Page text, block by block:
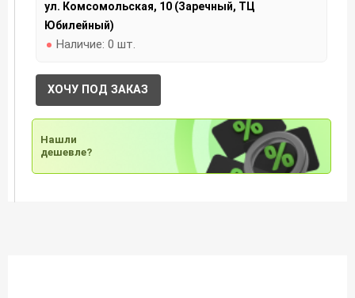
ул. Комсомольская, 10 (Заречный, ТЦ
Юбилейный)
Наличие: 0 шт.
ХОЧУ ПОД ЗАКАЗ
Нашли
дешевле?